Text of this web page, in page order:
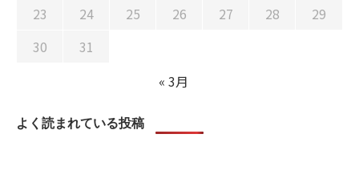
23
24 25 26 27 28
29
30
31
« 3月
よく読まれている投稿